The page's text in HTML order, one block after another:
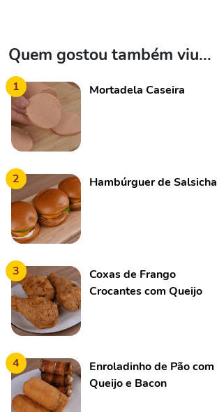
Quem gostou também viu...
1 Mortadela Caseira
2 Hambúrguer de Salsicha
3
Coxas de Frango
Crocantes com Queijo
4
Enroladinho de Pão com
Queijo e Bacon